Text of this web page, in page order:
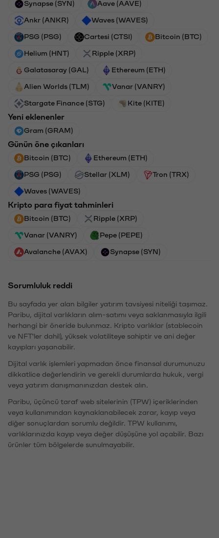
Synapse (SYN) Aave (AAVE)
Ankr (ANKR) Waves (WAVES)
PSG (PSG) Cartesi (CTSI) Bitcoin (BTC)
Helium (HNT) Ripple (XRP)
Galatasaray (GAL) Ethereum (ETH)
Alien Worlds (TLM) Vanar (VANRY)
Stargate Finance (STG) Kite (KITE)
Yeni eklenenler
Gram (GRAM)
Günün öne çıkanları
Bitcoin (BTC) Ethereum (ETH)
PSG (PSG) Stellar (XLM) Tron (TRX)
Waves (WAVES)
Kripto para fiyat tahminleri
Bitcoin (BTC) Ripple (XRP)
Vanar (VANRY) Pepe (PEPE)
Avalanche (AVAX) Synapse (SYN)
Sorumluluk reddi
Bu sayfada yer alan bilgiler yatırım tavsiyesi niteliği taşımaz.
Paribu, dijital varlıkların alım-satımı veya saklanmasıyla ilgili
herhangi bir öneride bulunmaz. Kripto varlıklar (stablecoin
ve NFT'ler dahil), yüksek volatiliteye sahiptir ve ani değer
kayıpları yaşanabilir.
Dijital varlık işlemleri yapmadan önce finansal durumunuzu
dikkatlice değerlendirin ve gerekli durumlarda hukuk, vergi
veya yatırım danışmanınızdan destek alın.
Paribu, üçüncü taraf web sitelerinin (TPW) içeriklerinden
veya kullanımından kaynaklanabilecek zarar, kayıp veya
diğer sonuçlardan sorumlu değildir. TPW kullanımı,
varlıklarınızda kayıp veya değer düşüşüne yol açabilir. Bazı
ürünler tüm bölgelerde sunulmayabilir.